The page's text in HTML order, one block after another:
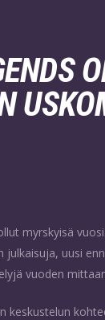
myrskyisä
uusi
vuoden
keskustelun